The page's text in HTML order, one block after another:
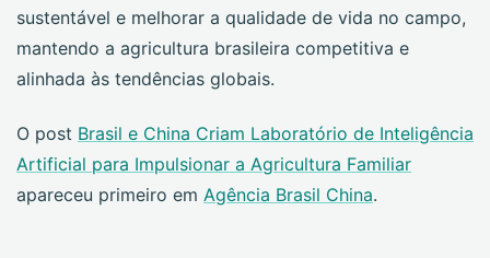
sustentável e melhorar a qualidade de vida no campo,
mantendo a agricultura brasileira competitiva e
alinhada às tendências globais.
O post Brasil e China Criam Laboratório de Inteligência
Artificial para Impulsionar a Agricultura Familiar
apareceu primeiro em Agência Brasil China.